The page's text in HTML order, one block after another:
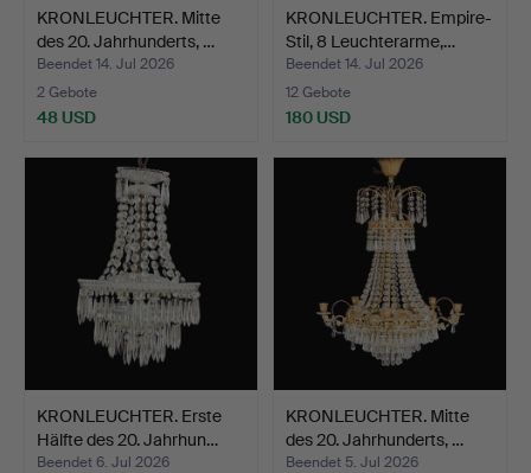
KRONLEUCHTER. Mitte
des 20. Jahrhunderts, …
Beendet 14. Jul 2026
2 Gebote
48 USD
KRONLEUCHTER. Empire-
Stil, 8 Leuchterarme,…
Beendet 14. Jul 2026
12 Gebote
180 USD
KRONLEUCHTER. Erste
Hälfte des 20. Jahrhun…
Beendet 6. Jul 2026
KRONLEUCHTER. Mitte
des 20. Jahrhunderts, …
Beendet 5. Jul 2026